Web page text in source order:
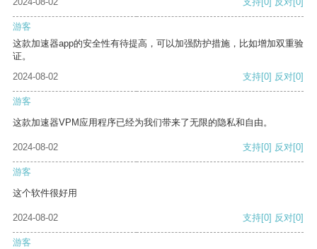
游客
这款加速器app的安全性有待提高，可以加强防护措施，比如增加双重验
证。
2024-08-02
支持[0] 反对[0]
游客
这款加速器VPM应用程序已经为我们带来了无限的隐私和自由。
2024-08-02 支持[0] 反对[0]
游客
这个软件很好用
2024-08-02 支持[0] 反对[0]
游客